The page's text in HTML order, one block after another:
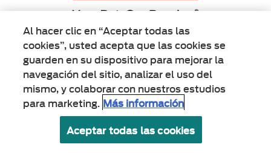
Menu Footer Secundario Alpo
All Nestlé Purina trademarks owned by Société des Produits Nestlé S.A.,
Vevey, Switzerland or are used with permission.
Políticas sobre
cookies
Términos de
privacidad
Al hacer clic en “Aceptar todas las
cookies”, usted acepta que las cookies se
guarden en su dispositivo para mejorar la
navegación del sitio, analizar el uso del
mismo, y colaborar con nuestros estudios
para marketing. Más información
Aceptar todas las cookies